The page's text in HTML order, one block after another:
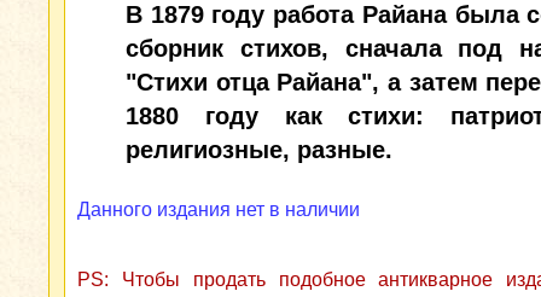
В 1879 году работа Райана была
сборник стихов, сначала под
"Стихи отца Райана", а затем
1880 году как стихи:
религиозные, разные.
Данного издания нет в наличии
PS: Чтобы продать подобное антикварное